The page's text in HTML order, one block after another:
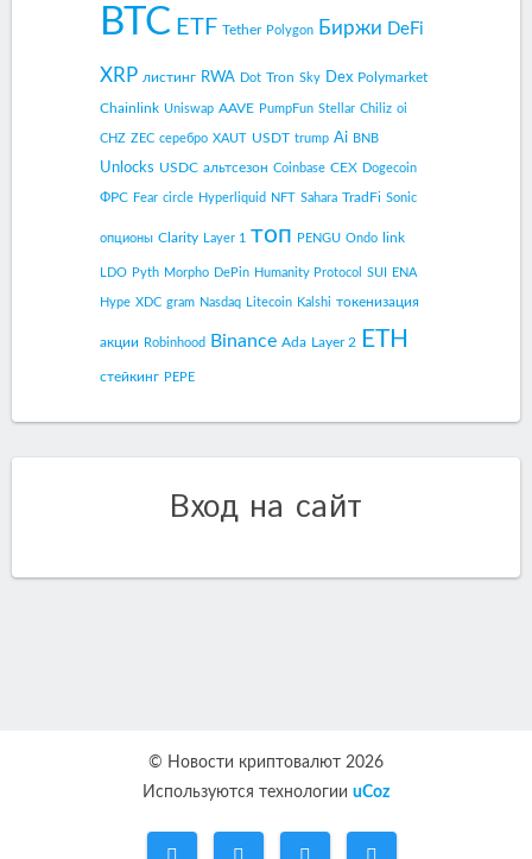
BTC ETF Tether Polygon Биржи DeFi
XRP листинг RWA Dot Tron Sky Dex Polymarket
Chainlink Uniswap AAVE PumpFun Stellar Chiliz oi
CHZ ZEC серебро XAUT USDT trump Ai BNB
Unlocks USDC альтсезон Coinbase CEX Dogecoin
ФРС Fear circle Hyperliquid NFT Sahara TradFi Sonic
опционы Clarity Layer 1 топ PENGU Ondo link
LDO Pyth Morpho DePin Humanity Protocol SUI ENA
Hype XDC gram Nasdaq Litecoin Kalshi токенизация
акции Robinhood Binance Ada Layer 2 ETH
стейкинг PEPE
Вход на сайт
© Новости криптовалют 2026
Используются технологии uCoz